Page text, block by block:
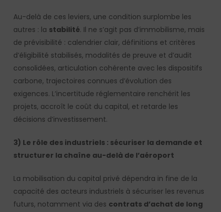
Au-delà de ces leviers, une condition surplombe les
autres : la stabilité. Il ne s’agit pas d’immobilisme, mais
de prévisibilité : calendrier clair, définitions et critères
d’éligibilité stabilisés, modalités de preuve et d’audit
consolidées, articulation cohérente avec les dispositifs
carbone, trajectoires connues d’évolution des
exigences. L’incertitude réglementaire renchérit les
projets, accroît le coût du capital, et retarde les
décisions d’investissement.
3) Le rôle des industriels : sécuriser la demande et
structurer la chaîne au-delà de l’aéroport
La mobilisation du capital privé dépendra in fine de la
capacité des acteurs industriels à sécuriser les revenus
futurs, notamment via des contrats d’achat de long